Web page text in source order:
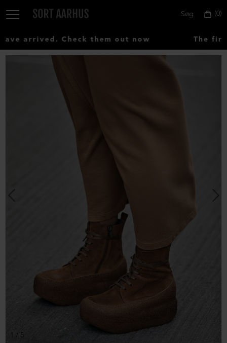
0
Søg
arrived. Check them out now The first
1 / 5